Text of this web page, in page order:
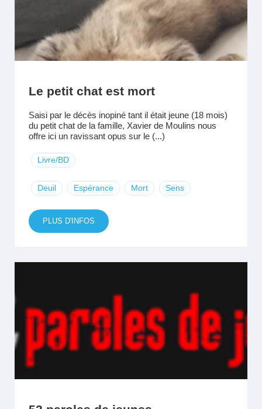
Le petit chat est mort
Saisi par le décès inopiné tant il était jeune (18 mois)
du petit chat de la famille, Xavier de Moulins nous
offre ici un ravissant opus sur le (...)
Livre/BD
Deuil Espérance Mort Sens
PLUS D'INFOS